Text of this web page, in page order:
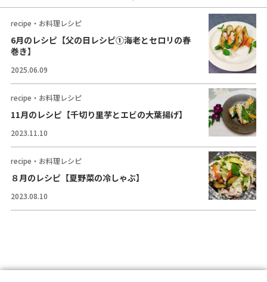
おためしサービス
サービス一覧
ご契約者さま限定サ
会社紹介
コラム
お知らせ
家事スタッフ募集
recipe・お料理レシピ
6月のレシピ【父の日レシピ①海老とセロリの春
巻き】
2025.06.09
recipe・お料理レシピ
11月のレシピ【千切り里芋とエビの大葉揚げ】
2023.11.10
recipe・お料理レシピ
８月のレシピ【夏野菜の冷しゃぶ】
2023.08.10